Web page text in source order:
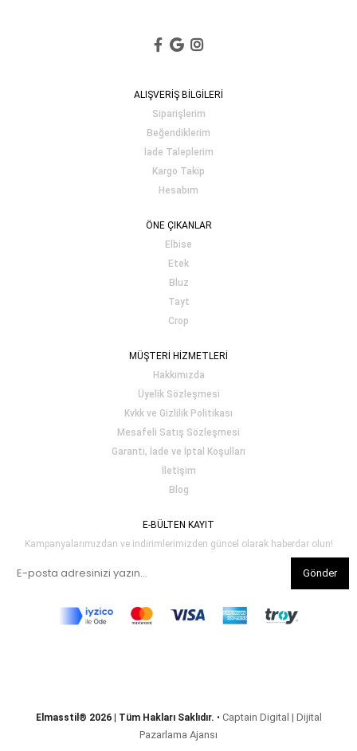
ALIŞVERİŞ BİLGİLERİ
Siparişlerim
Beğendiklerim
İade Taleplerim
Kargo Takip
Hesabım
ÖNE ÇIKANLAR
Elbise
Etek
Bluz
Tayt
Crop
MÜŞTERİ HİZMETLERİ
Hakkımızda
Üyelik Sözleşmesi
Kvkk ve Gizlilik Politikası
Mesafeli Satış Sözleşmesi
Garanti, İade ve İptal Koşulları
İletişim
Blog
E-BÜLTEN KAYIT
Kampanyalarımızdan ve indirimlerimizden güncel olarak haberdar olun!
Gönder
Elmasstil® 2026 | Tüm Hakları Saklıdır. • Captain Digital | Dijital
Pazarlama Ajansı